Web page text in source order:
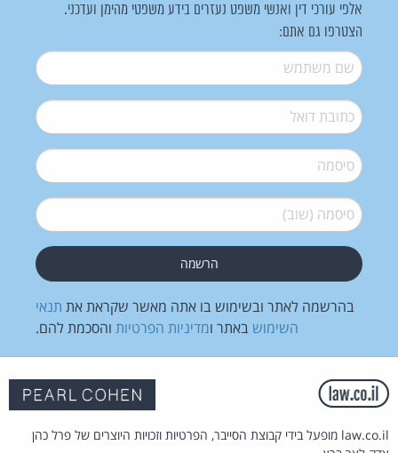
אלפי עורכי דין ואנשי משפט נעזרים בידע משפטי מהימן ועדכני.
הצטרפו גם אתם:
שם משתמש*
דואל*
סיסמה*
סיסמה (שוב)*
בהרשמה לאתר ובשימוש בו אתה מאשר שקראת את תנאי
השימוש באתר ומדיניות הפרטיות והסכמת להם.
law.co.il מופעל בידי קבוצת הסייבר, הפרטיות וזכויות היוצרים של פרל כהן